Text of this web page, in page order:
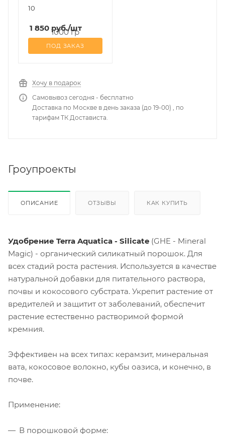
10
1 850 руб./шт
ПОД ЗАКАЗ
Хочу в подарок
Самовывоз сегодня - бесплатно
Доставка по Москве в день заказа (до 19-00) , по
тарифам ТК Достависта.
Гроупроекты
ОПИСАНИЕ ОТЗЫВЫ КАК КУПИТЬ
Удобрение Terra Aquatica - Silicate (GHE - Mineral
Magic) - органический силикатный порошок. Для
всех стадий роста растения. Используется в качестве
натуральной добавки для питательного раствора,
почвы и кокосового субстрата. Укрепит растение от
вредителей и защитит от заболеваний, обеспечит
растение естественно растворимой формой
кремния.
Эффективен на всех типах: керамзит, минеральная
вата, кокосовое волокно, кубы оазиса, и конечно, в
почве.
Применение:
В порошковой форме: